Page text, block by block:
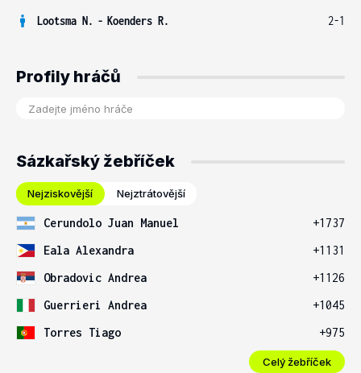
Lootsma N. - Koenders R. 2-1
Profily hráčů
Sázkařský žebříček
Nejziskovější Nejztrátovější
Cerundolo Juan Manuel
+1737
Eala Alexandra
+1131
Obradovic Andrea
+1126
Guerrieri Andrea
+1045
Torres Tiago
+975
Celý žebříček